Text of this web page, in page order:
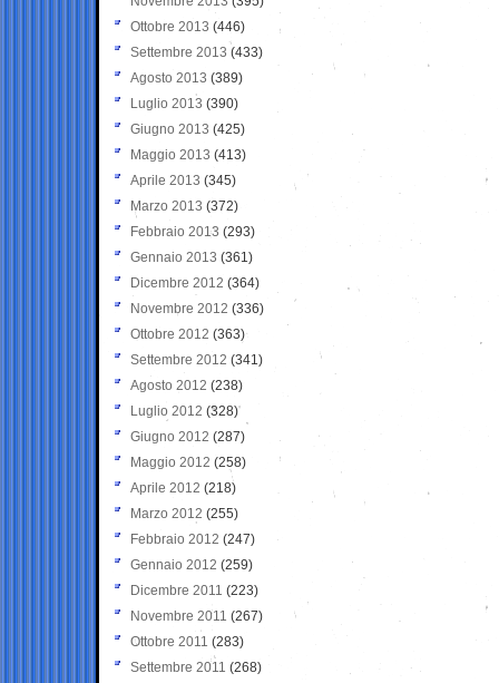
Ottobre 2013 (446)
Settembre 2013 (433)
Agosto 2013 (389)
Luglio 2013 (390)
Giugno 2013 (425)
Maggio 2013 (413)
Aprile 2013 (345)
Marzo 2013 (372)
Febbraio 2013 (293)
Gennaio 2013 (361)
Dicembre 2012 (364)
Novembre 2012 (336)
Ottobre 2012 (363)
Settembre 2012 (341)
Agosto 2012 (238)
Luglio 2012 (328)
Giugno 2012 (287)
Maggio 2012 (258)
Aprile 2012 (218)
Marzo 2012 (255)
Febbraio 2012 (247)
Gennaio 2012 (259)
Dicembre 2011 (223)
Novembre 2011 (267)
Ottobre 2011 (283)
Settembre 2011 (268)